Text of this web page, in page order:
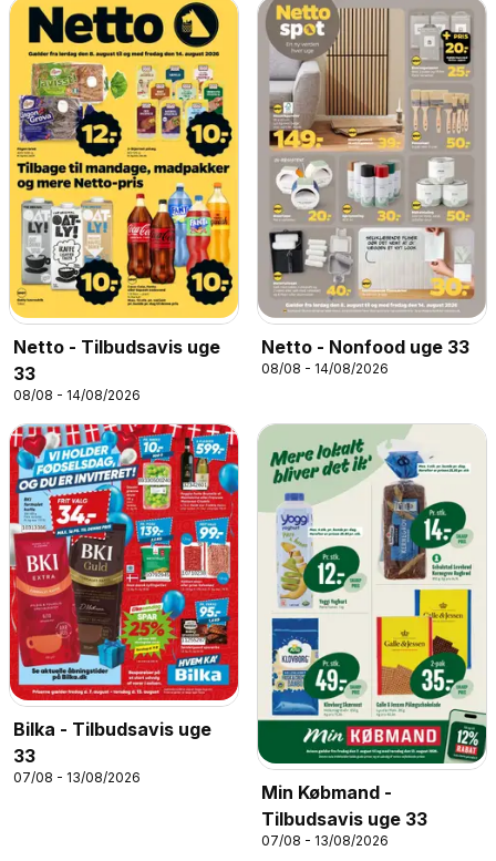
Netto - Tilbudsavis uge
33
08/08 - 14/08/2026
Netto - Nonfood uge 33
08/08 - 14/08/2026
Bilka - Tilbudsavis uge
33
07/08 - 13/08/2026
Min Købmand -
Tilbudsavis uge 33
07/08 - 13/08/2026